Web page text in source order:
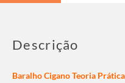
Descrição
Baralho Cigano Teoria